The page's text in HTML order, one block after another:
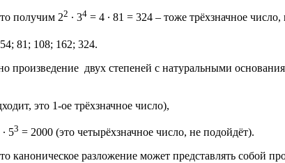
получим 22 ∙ 34 = 4 ∙ 81 = 324 – тоже трёхзначное
81; 108; 162; 324.
произведение двух степеней с натуральными
это 1-ое трёхзначное число),
∙ 53 = 2000 (это четырёхзначное число, не подойдёт).
каноническое разложение может представлять